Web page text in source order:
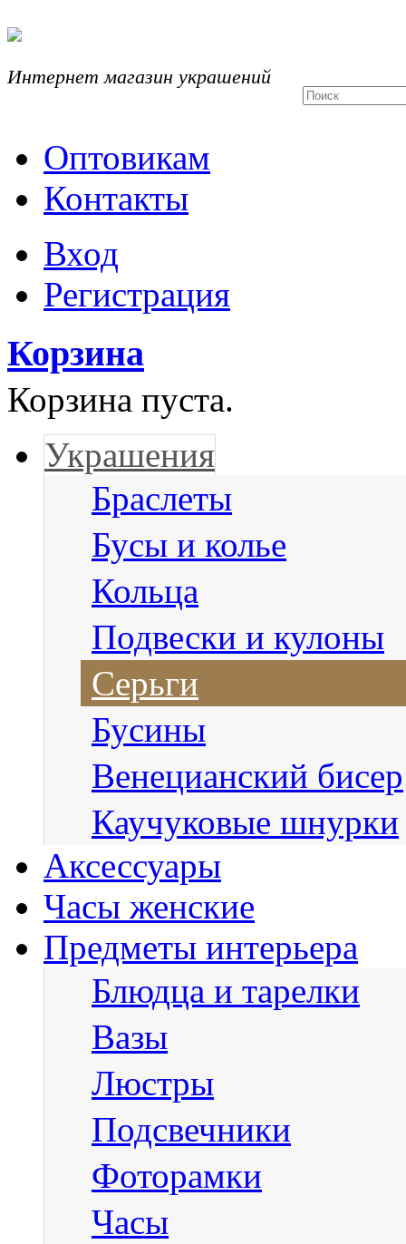
Интернет магазин украшений
Оптовикам
Контакты
Вход
Регистрация
Корзина
Корзина пуста.
Украшения
Браслеты
Бусы и колье
Кольца
Подвески и кулоны
Серьги
Бусины
Венецианский бисер
Каучуковые шнурки
Аксессуары
Часы женские
Предметы интерьера
Блюдца и тарелки
Вазы
Люстры
Подсвечники
Фоторамки
Часы